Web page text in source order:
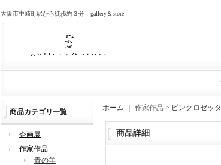
大阪市中崎町駅から徒歩約３分 gallery＆store
商品カテゴリ一覧
企画展
作家作品
青の羊
ホーム ｜ 作家作品 > ピンクロゼッタ
商品詳細